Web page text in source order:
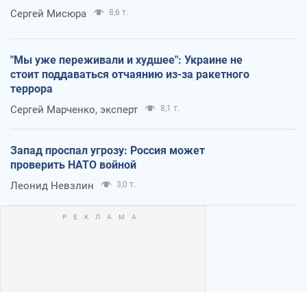
Сергей Мисюра 8,6 т.
"Мы уже переживали и худшее": Украине не
стоит поддаваться отчаянию из-за ракетного
террора
Сергей Марченко, эксперт 8,1 т.
Запад проспал угрозу: Россия может
проверить НАТО войной
Леонид Невзлин 3,0 т.